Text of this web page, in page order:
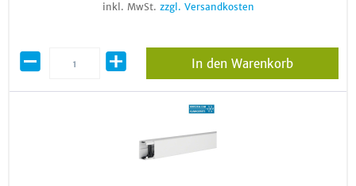
inkl. MwSt. zzgl. Versandkosten
In den Warenkorb